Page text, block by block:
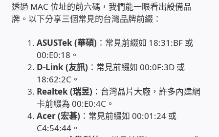
電腦維護合約
電腦租賃方案
捷元電腦 NUC迷你電腦 伺服器
飛碟 不斷電 UPS / 穩壓器 AVR
遠距教學、在家辦公
透過 MAC 位址的前六碼，我們能一眼看出設備品
牌。以下分享三個常見的台灣品牌前綴：
ASUSTek (華碩) ：常見前綴如 18:31:BF 或
00:E0:18。
D-Link (友訊) ：常見前綴如 00:0F:3D 或
18:62:2C。
Realtek (瑞昱) ：台灣晶片大廠，許多內建網
卡前綴為 00:E0:4C。
Acer (宏碁) ：常見前綴如 00:01:24 或
C4:54:44。